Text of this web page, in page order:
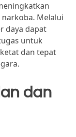
Melalui
daya dapat
untuk
dan tepat
dan